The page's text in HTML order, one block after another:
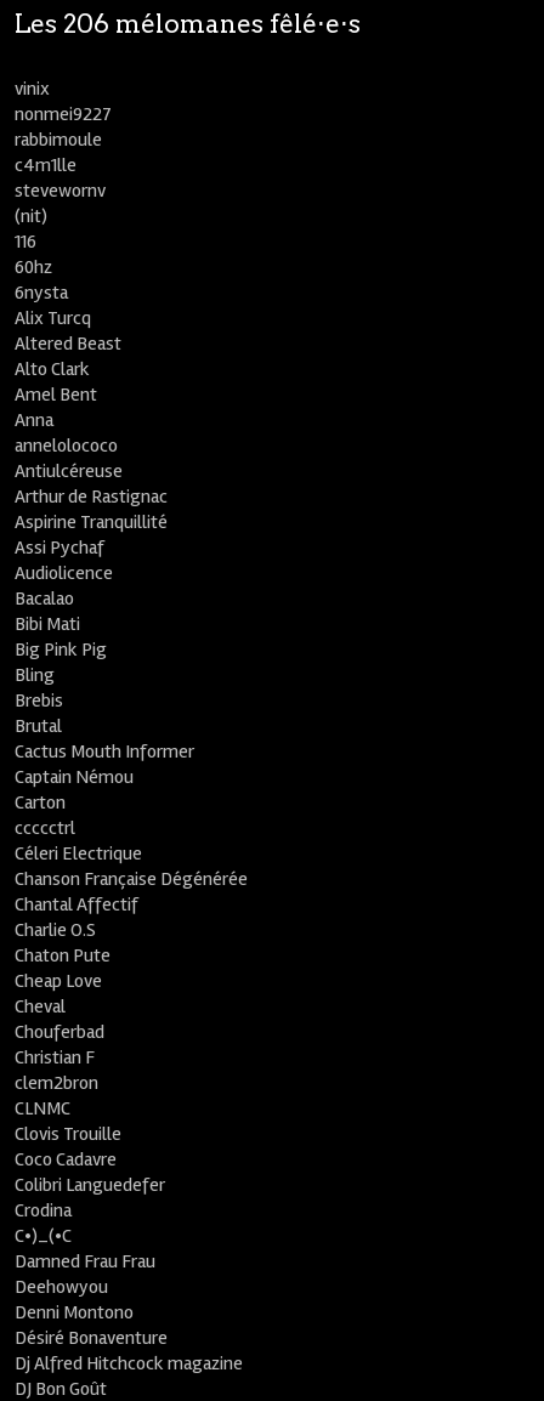
Les 206 mélomanes fêlé⋅e⋅s
vinix
nonmei9227
rabbimoule
c4m1lle
stevewornv
(nit)
116
60hz
6nysta
Alix Turcq
Altered Beast
Alto Clark
Amel Bent
Anna
annelolococo
Antiulcéreuse
Arthur de Rastignac
Aspirine Tranquillité
Assi Pychaf
Audiolicence
Bacalao
Bibi Mati
Big Pink Pig
Bling
Brebis
Brutal
Cactus Mouth Informer
Captain Némou
Carton
ccccctrl
Céleri Electrique
Chanson Française Dégénérée
Chantal Affectif
Charlie O.S
Chaton Pute
Cheap Love
Cheval
Chouferbad
Christian F
clem2bron
CLNMC
Clovis Trouille
Coco Cadavre
Colibri Languedefer
Crodina
C•)_(•C
Damned Frau Frau
Deehowyou
Denni Montono
Désiré Bonaventure
Dj Alfred Hitchcock magazine
DJ Bon Goût